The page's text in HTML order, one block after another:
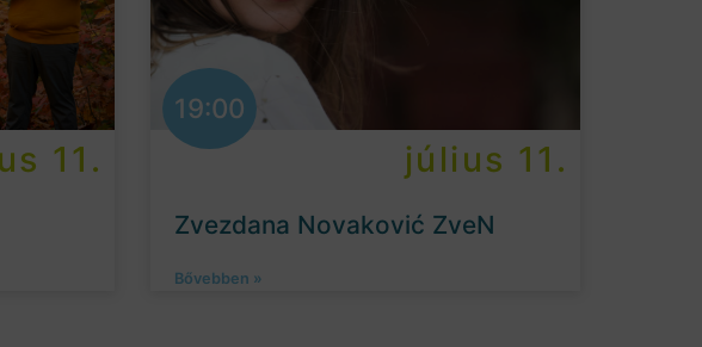
11.
19:00
július 11.
Zvezdana Novaković ZveN
Bővebben »